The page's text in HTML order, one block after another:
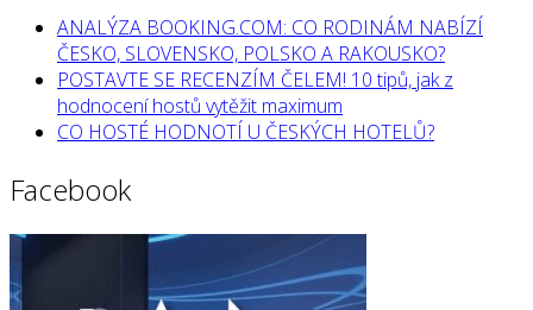
ANALÝZA BOOKING.COM: CO RODINÁM NABÍZÍ
ČESKO, SLOVENSKO, POLSKO A RAKOUSKO?
POSTAVTE SE RECENZÍM ČELEM! 10 tipů, jak z
hodnocení hostů vytěžit maximum
CO HOSTÉ HODNOTÍ U ČESKÝCH HOTELŮ?
Facebook